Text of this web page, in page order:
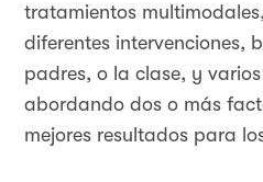
tratamientos
diferentes intervenciones,
padres, o la clase, y
abordando dos o más
mejores resultados para